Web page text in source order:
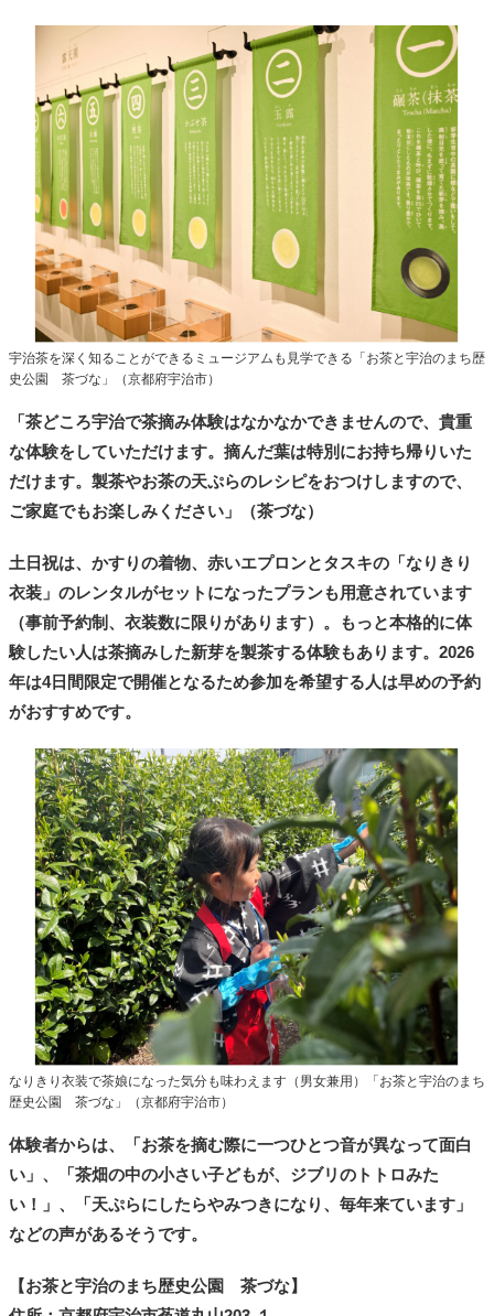
宇治茶を深く知ることができるミュージアムも見学できる「お茶と宇治のまち歴
史公園 茶づな」（京都府宇治市）
「茶どころ宇治で茶摘み体験はなかなかできませんので、貴重
な体験をしていただけます。摘んだ葉は特別にお持ち帰りいた
だけます。製茶やお茶の天ぷらのレシピをおつけしますので、
ご家庭でもお楽しみください」（茶づな）
土日祝は、かすりの着物、赤いエプロンとタスキの「なりきり
衣装」のレンタルがセットになったプランも用意されています
（事前予約制、衣装数に限りがあります）。もっと本格的に体
験したい人は茶摘みした新芽を製茶する体験もあります。2026
年は4日間限定で開催となるため参加を希望する人は早めの予約
がおすすめです。
なりきり衣装で茶娘になった気分も味わえます（男女兼用）「お茶と宇治のまち
歴史公園 茶づな」（京都府宇治市）
体験者からは、「お茶を摘む際に一つひとつ音が異なって面白
い」、「茶畑の中の小さい子どもが、ジブリのトトロみた
い！」、「天ぷらにしたらやみつきになり、毎年来ています」
などの声があるそうです。
【お茶と宇治のまち歴史公園 茶づな】